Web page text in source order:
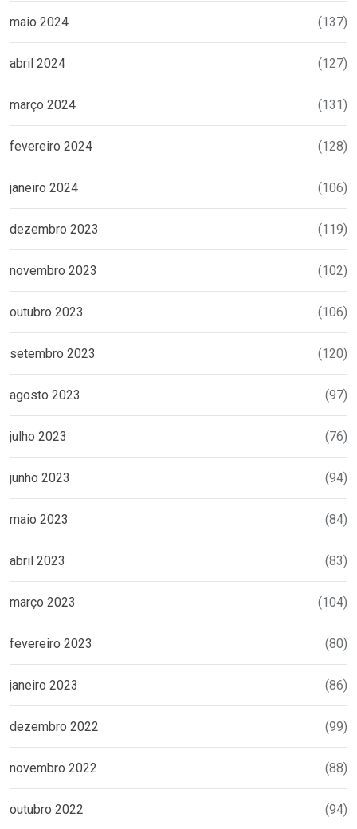
maio 2024 (137)
abril 2024 (127)
março 2024 (131)
fevereiro 2024 (128)
janeiro 2024 (106)
dezembro 2023 (119)
novembro 2023 (102)
outubro 2023 (106)
setembro 2023 (120)
agosto 2023 (97)
julho 2023 (76)
junho 2023 (94)
maio 2023 (84)
abril 2023 (83)
março 2023 (104)
fevereiro 2023 (80)
janeiro 2023 (86)
dezembro 2022 (99)
novembro 2022 (88)
outubro 2022 (94)